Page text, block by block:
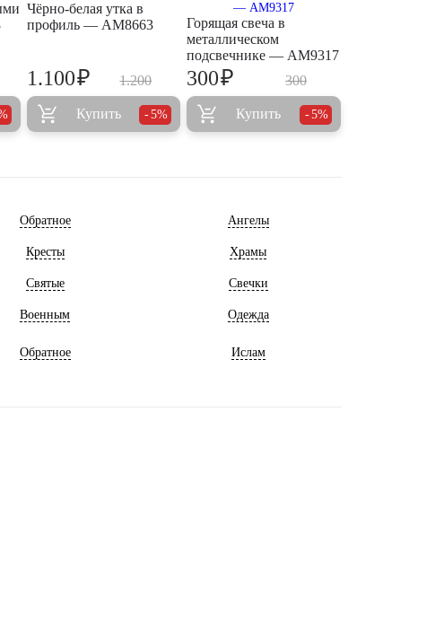
Чёрно-белая утка в
профиль — AM8663
1.200
1.100₽
Купить 5%
Горящая свеча в
металлическом
подсвечнике — AM9317
300
300₽
Купить 5%
Обратное Ангелы
Кресты Храмы
Святые Свечки
Военным Одежда
Обратное Ислам